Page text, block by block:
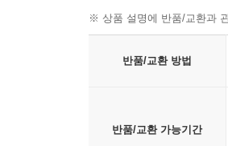
※ 상품 설명에 반품/교환과
반품/교환 방법
반품/교환 가능기간